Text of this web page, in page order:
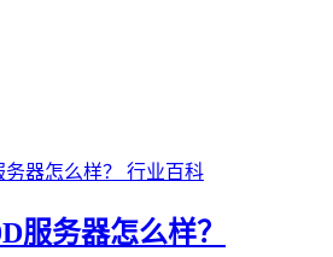
行业百科
服务器怎么样？